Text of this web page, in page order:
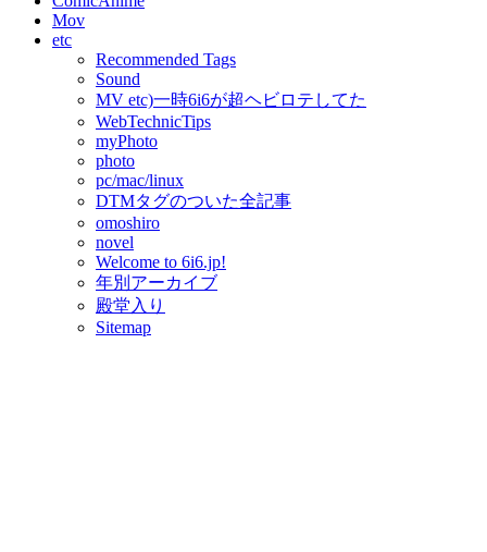
Mov
etc
Recommended Tags
Sound
MV etc)一時6i6が超ヘビロテしてた
WebTechnicTips
myPhoto
photo
pc/mac/linux
DTMタグのついた全記事
omoshiro
novel
Welcome to 6i6.jp!
年別アーカイブ
殿堂入り
Sitemap